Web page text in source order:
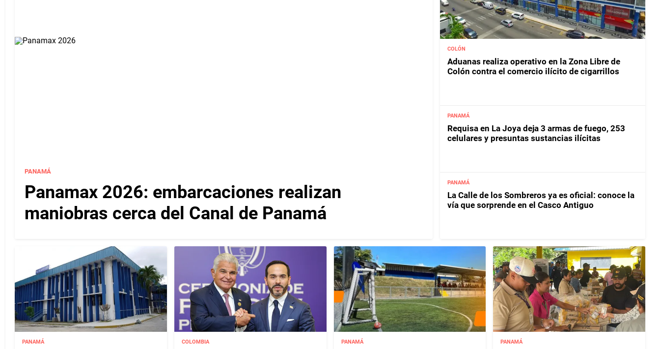
PANAMÁ
Panamax 2026: embarcaciones realizan
maniobras cerca del Canal de Panamá
COLÓN
Aduanas realiza operativo en la Zona Libre de
Colón contra el comercio ilícito de cigarrillos
PANAMÁ
Requisa en La Joya deja 3 armas de fuego, 253
celulares y presuntas sustancias ilícitas
PANAMÁ
La Calle de los Sombreros ya es oficial: conoce la
vía que sorprende en el Casco Antiguo
PANAMÁ COLOMBIA PANAMÁ PANAMÁ